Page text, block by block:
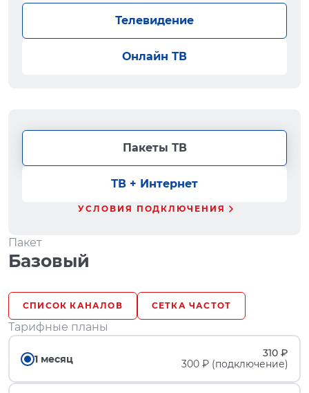
Телевидение
Онлайн ТВ
Пакеты ТВ
ТВ + Интернет
УСЛОВИЯ ПОДКЛЮЧЕНИЯ
Пакет
Базовый
СПИСОК КАНАЛОВ СЕТКА ЧАСТОТ
Тарифные планы
1 месяц
310 ₽
300 ₽ (подключение)